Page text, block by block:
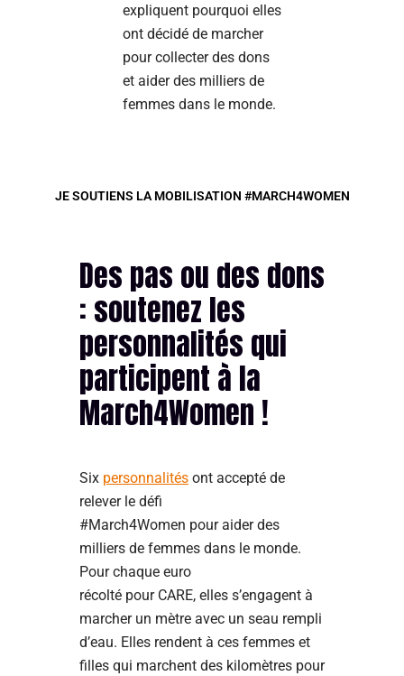
expliquent pourquoi elles
ont décidé de marcher
pour collecter des dons
et aider des milliers de
femmes dans le monde.
JE SOUTIENS LA MOBILISATION #MARCH4WOMEN
Des pas ou des dons
: soutenez les
personnalités qui
participent à la
March4Women !
Six personnalités ont accepté de
relever le défi
#March4Women pour aider des
milliers de femmes dans le monde.
Pour chaque euro
récolté pour CARE, elles s’engagent à
marcher un mètre avec un seau rempli
d’eau. Elles rendent à ces femmes et
filles qui marchent des kilomètres pour